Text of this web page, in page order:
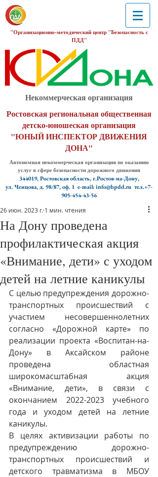
"Организационно-методический центр "Безопасность с
ПДД"
Некоммерческая организация
Ростовская региональная общественная
детско-юношеская организация
"ЮНЫЙ ИНСПЕКТОР ДВИЖЕНИЯ
ДОНА"
Автономная некоммерческая организация по оказанию
услуг в сфере безопасности дорожного движения
344019, Ростовская область, г.Ростов-на-Дону,
ул. Ченцова, д. 98/87, оф. 1 e-mail: info@bpdd.ru тел.+7-
905-454-43-56
На Дону проведена
профилактическая акция
«Внимание, дети» с уходом
детей на летние каникулы
26 июн. 2023 г. 1 мин. чтения
С целью предупреждения дорожно-
транспортных происшествий с
участием несовершеннолетних
согласно «Дорожной карте» по
реализации проекта «Воспитан-на-
Дону» в Аксайском районе
проведена областная
широкомасштабная акция
«Внимание, дети», в связи с
окончанием 2022-2023 учебного
года и уходом детей на летние
каникулы.
В целях активизации работы по
предупреждению дорожно-
транспортных происшествий и
детского травматизма в МБОУ